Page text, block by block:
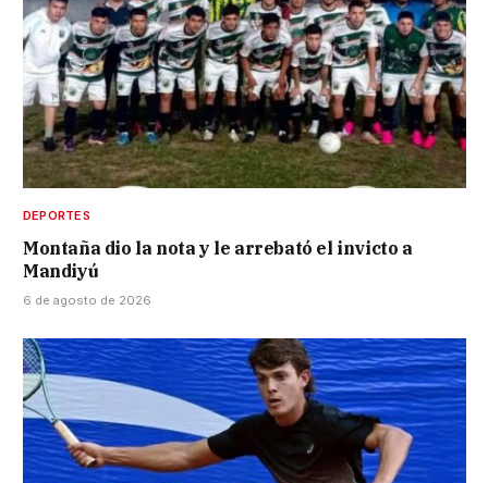
DEPORTES
Montaña dio la nota y le arrebató el invicto a
Mandiyú
6 de agosto de 2026